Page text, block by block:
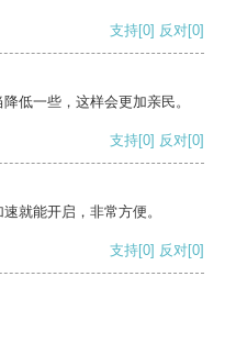
支持[0] 反对[0]
低一些，这样会更加亲民。
支持[0] 反对[0]
就能开启，非常方便。
支持[0] 反对[0]